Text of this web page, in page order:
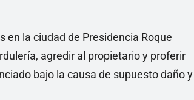
la ciudad de Presidencia Roque
agredir al propietario y proferir
bajo la causa de supuesto daño y